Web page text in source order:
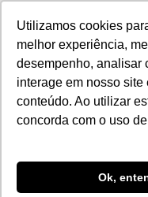
Utilizamos cookies
melhor experiência,
desempenho, analisar
interage em nosso site
conteúdo. Ao utilizar
concorda com o uso
Ok,